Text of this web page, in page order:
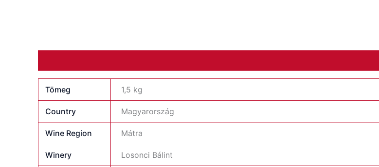
Tömeg 1,5 kg
Country Magyarország
Wine Region Mátra
Winery Losonci Bálint